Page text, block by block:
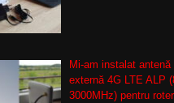
Mi-am instalat antenă
externă 4G LTE ALP
3000MHz) pentru